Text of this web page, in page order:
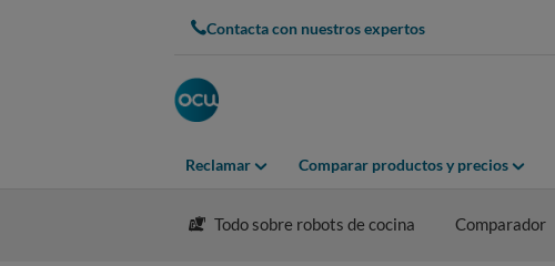
Contacta con nuestros expertos
Reclamar Comparar productos y precios
Todo sobre robots de cocina Comparador